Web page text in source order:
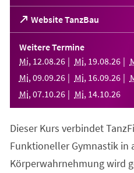
Website TanzBau
(Öffnet
in
einem
neuen
Tab)
Weitere Termine
Mi, 12.08.26 Mi, 19.08.26
Mi, 09.09.26 Mi, 16.09.26
Mi, 07.10.26 Mi, 14.10.26
Dieser Kurs verbindet
Funktioneller Gymnastik in
Körperwahrnehmung wird